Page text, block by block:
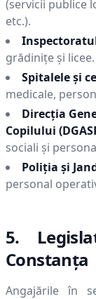
(servicii publice
etc.).
grădinițe și licee.
Spitalele și
medicale,
Direcția
Copilului
sociali și
Poliția și
personal
5.
Constanţa
Angajările în